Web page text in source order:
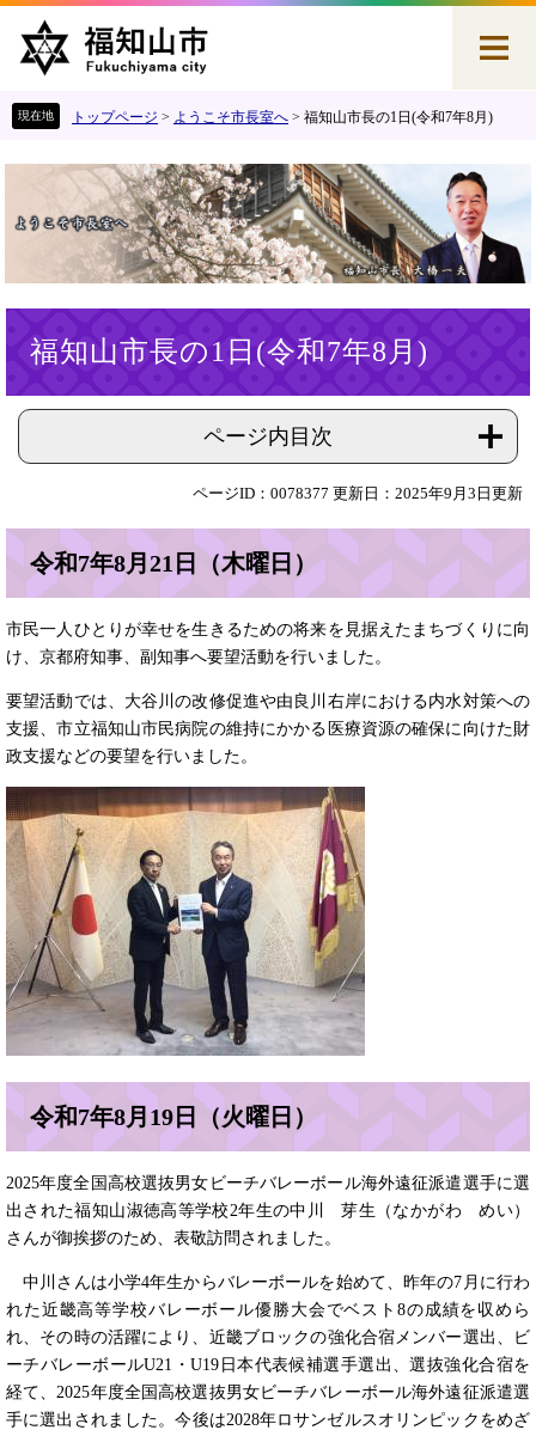
で
ば
へ
トップページ > ようこそ市長室へ > 福知山市長の1日(令和7年8月)
福知山市長の1日(令和7年8月)
ページ内目次
ページID：0078377 更新日：2025年9月3日更新
令和7年8月21日（木曜日）
市民一人ひとりが幸せを生きるための将来を見据えたまちづくりに向
け、京都府知事、副知事へ要望活動を行いました。
要望活動では、大谷川の改修促進や由良川右岸における内水対策への
支援、市立福知山市民病院の維持にかかる医療資源の確保に向けた財
政支援などの要望を行いました。
令和7年8月19日（火曜日）
2025年度全国高校選抜男女ビーチバレーボール海外遠征派遣選手に選
出された福知山淑徳高等学校2年生の中川 芽生（なかがわ めい）
さんが御挨拶のため、表敬訪問されました。
中川さんは小学4年生からバレーボールを始めて、昨年の7月に行わ
れた近畿高等学校バレーボール優勝大会でベスト8の成績を収めら
れ、その時の活躍により、近畿ブロックの強化合宿メンバー選出、ビ
ーチバレーボールU21・U19日本代表候補選手選出、選抜強化合宿を
経て、2025年度全国高校選抜男女ビーチバレーボール海外遠征派遣選
手に選出されました。今後は2028年ロサンゼルスオリンピックをめざ